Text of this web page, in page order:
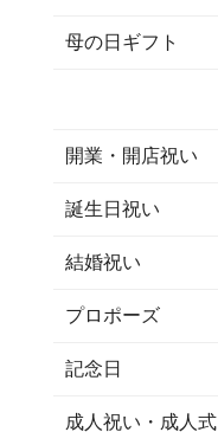
母の日ギフト
開業・開店祝い
誕生日祝い
結婚祝い
プロポーズ
記念日
成人祝い・成人式